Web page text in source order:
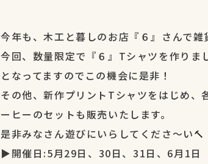
今年も、木工と暮しのお店『６』さんで
今回、数量限定で『６』Tシャツを作りま
となってますのでこの機会に是非！
その他、新作プリントTシャツをはじめ、
ーヒーのセットも販売いたします。
是非みなさん遊びにいらしてくださ～い🔨
▶開催日:5月29日、30日、31日、6月1日